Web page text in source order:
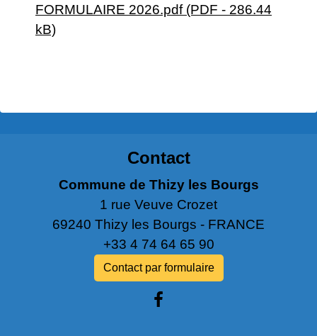
FORMULAIRE 2026.pdf (PDF - 286.44
kB)
Contact
Commune de Thizy les Bourgs
1 rue Veuve Crozet
69240 Thizy les Bourgs - FRANCE
+33 4 74 64 65 90
Contact par formulaire